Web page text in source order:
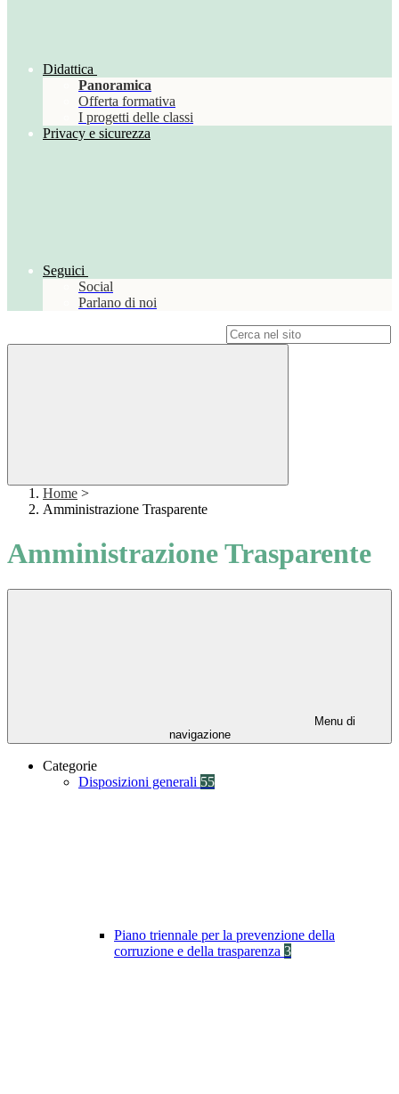
Didattica
Panoramica
Offerta formativa
I progetti delle classi
Privacy e sicurezza
Seguici
Social
Parlano di noi
Home >
Amministrazione Trasparente
Amministrazione Trasparente
Menu di
navigazione
Categorie
Disposizioni generali 55
Piano triennale per la prevenzione della
corruzione e della trasparenza 3